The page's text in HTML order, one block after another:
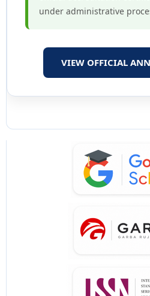
under administrative
VIEW OFFICIAL